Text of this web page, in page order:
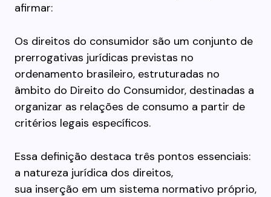
afirmar:
Os direitos do consumidor são um conjunto de
prerrogativas jurídicas previstas no
ordenamento brasileiro, estruturadas no
âmbito do Direito do Consumidor, destinadas a
organizar as relações de consumo a partir de
critérios legais específicos.
Essa definição destaca três pontos essenciais:
a natureza jurídica dos direitos,
sua inserção em um sistema normativo próprio,